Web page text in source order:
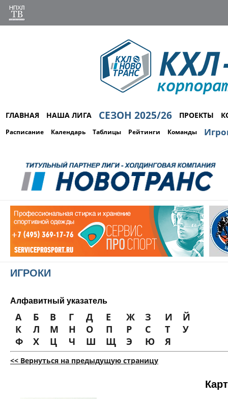
ГЛАВНАЯ НАША ЛИГА СЕЗОН 2025/26 ПРОЕКТЫ
Расписание Календарь Таблицы Рейтинги Команды
ИГРОКИ
Алфавитный указатель
А Б В Г Д Е Ж З И
Й
К
Л М Н О П Р С Т
У
Ф
Х Ц Ч Ш Щ Э Ю Я
<< Вернуться на предыдущую страницу